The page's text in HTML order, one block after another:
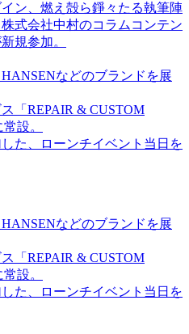
ン、燃え殻ら錚々たる執筆陣
式会社中村のコラムコンテン
規参加。
などのブランドを展
「REPAIR & CUSTOM
設。
た、ローンチイベント当日を
などのブランドを展
「REPAIR & CUSTOM
設。
た、ローンチイベント当日を